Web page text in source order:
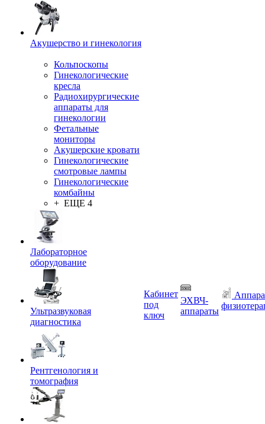
Акушерство и гинекология
Кольпоскопы
Гинекологические
кресла
Радиохирургические
аппараты для
гинекологии
Фетальные
мониторы
Акушерские кровати
Гинекологические
смотровые лампы
Гинекологические
комбайны
+ ЕЩЕ 4
Лабораторное
оборудование
Ультразвуковая
диагностика
Рентгенология и
томография
Кабинет
под
ключ
ЭХВЧ-
аппараты